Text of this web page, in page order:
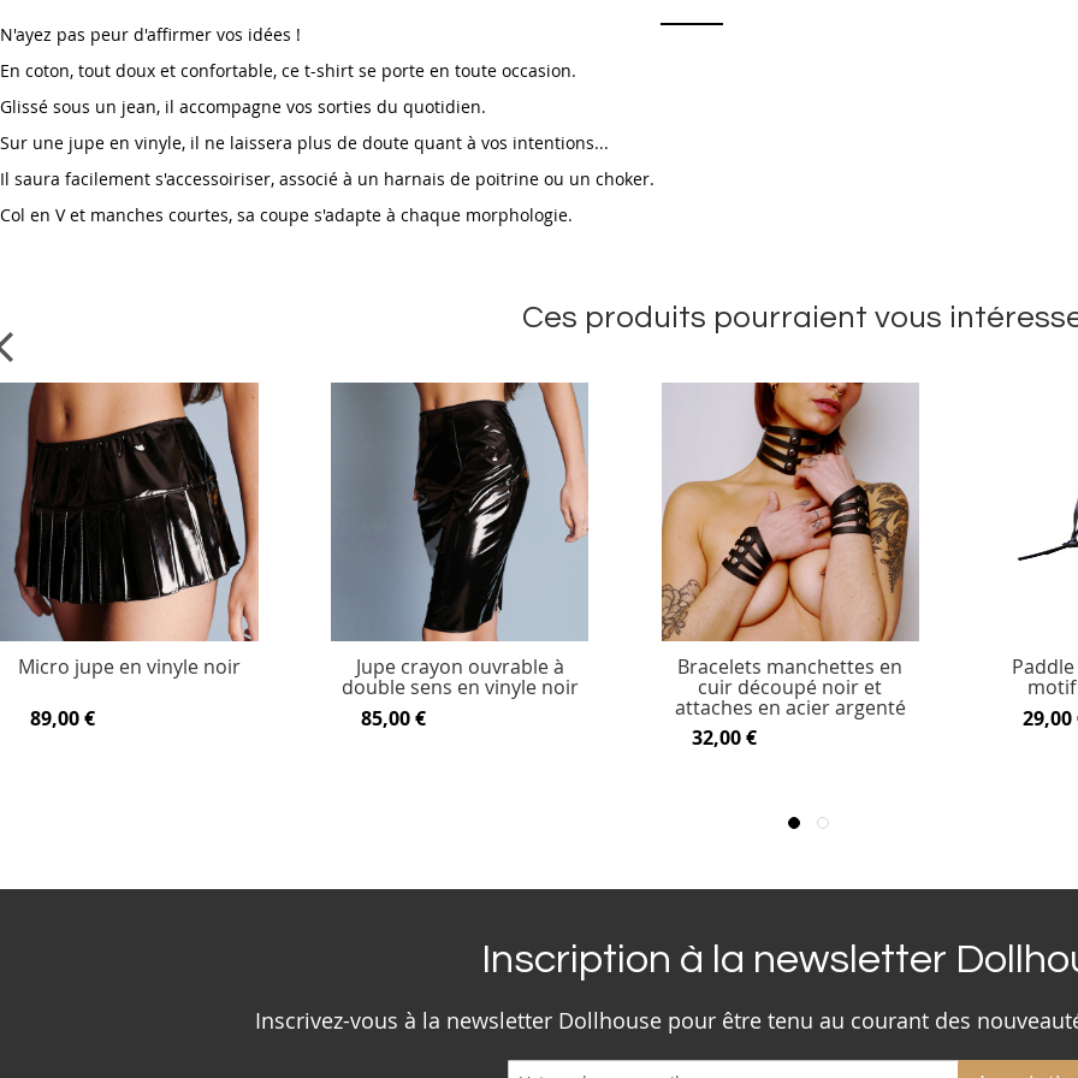
of
the
gallery
N'ayez pas peur d'affirmer vos idées !
En coton, tout doux et confortable, ce t-shirt se porte en toute occasion.
Glissé sous un jean, il accompagne vos sorties du quotidien.
Sur une jupe en vinyle, il ne laissera plus de doute quant à vos intentions...
Il saura facilement s'accessoiriser, associé à un harnais de poitrine ou un choker.
Col en V et manches courtes, sa coupe s'adapte à chaque morphologie.
Ces produits pourraient vous
Micro jupe en vinyle noir
89,00 €
Jupe crayon ouvrable à
double sens en vinyle noir
85,00 €
Bracelets manchettes en
cuir découpé noir et
attaches en acier argenté
32,00 €
29,00
Inscription à la newsletter
Inscrivez-vous à la newsletter Dollhouse pour être tenu au courant des